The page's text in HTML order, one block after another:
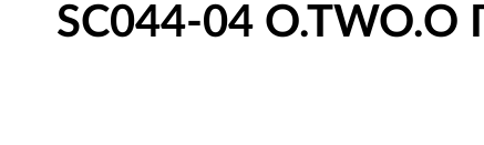
SC044-04 O.TWO.O